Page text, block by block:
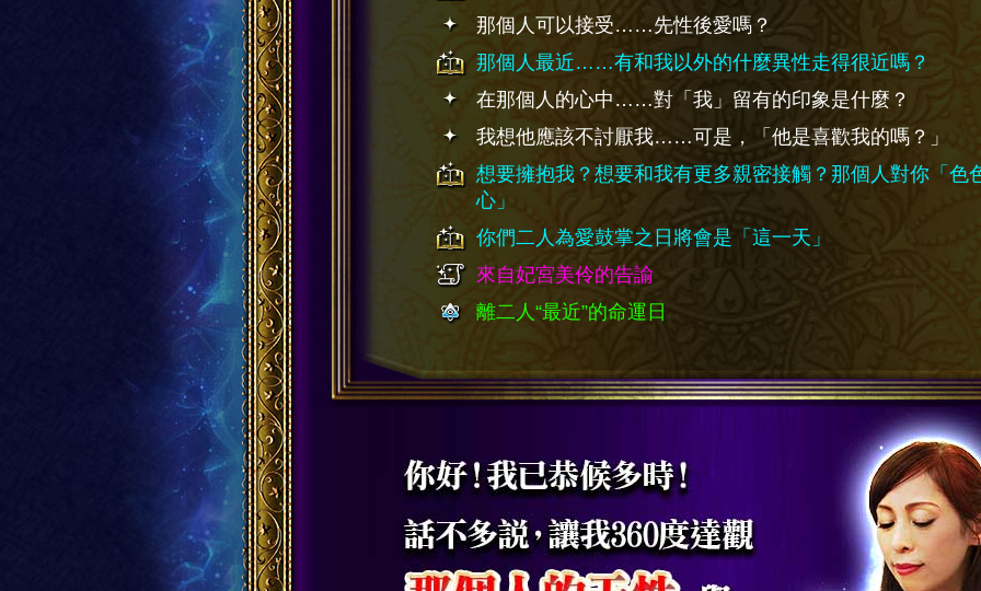
那個人可以接受……先性後愛嗎？
那個人最近……有和我以外的什麼異性走得很近嗎？
在那個人的心中……對「我」留有的印象是什麼？
我想他應該不討厭我……可是，「他是喜歡我的嗎？」
想要擁抱我？想要和我有更多親密接觸？那個人對你「色
心」
你們二人為愛鼓掌之日將會是「這一天」
來自妃宮美伶的告諭
離二人“最近”的命運日